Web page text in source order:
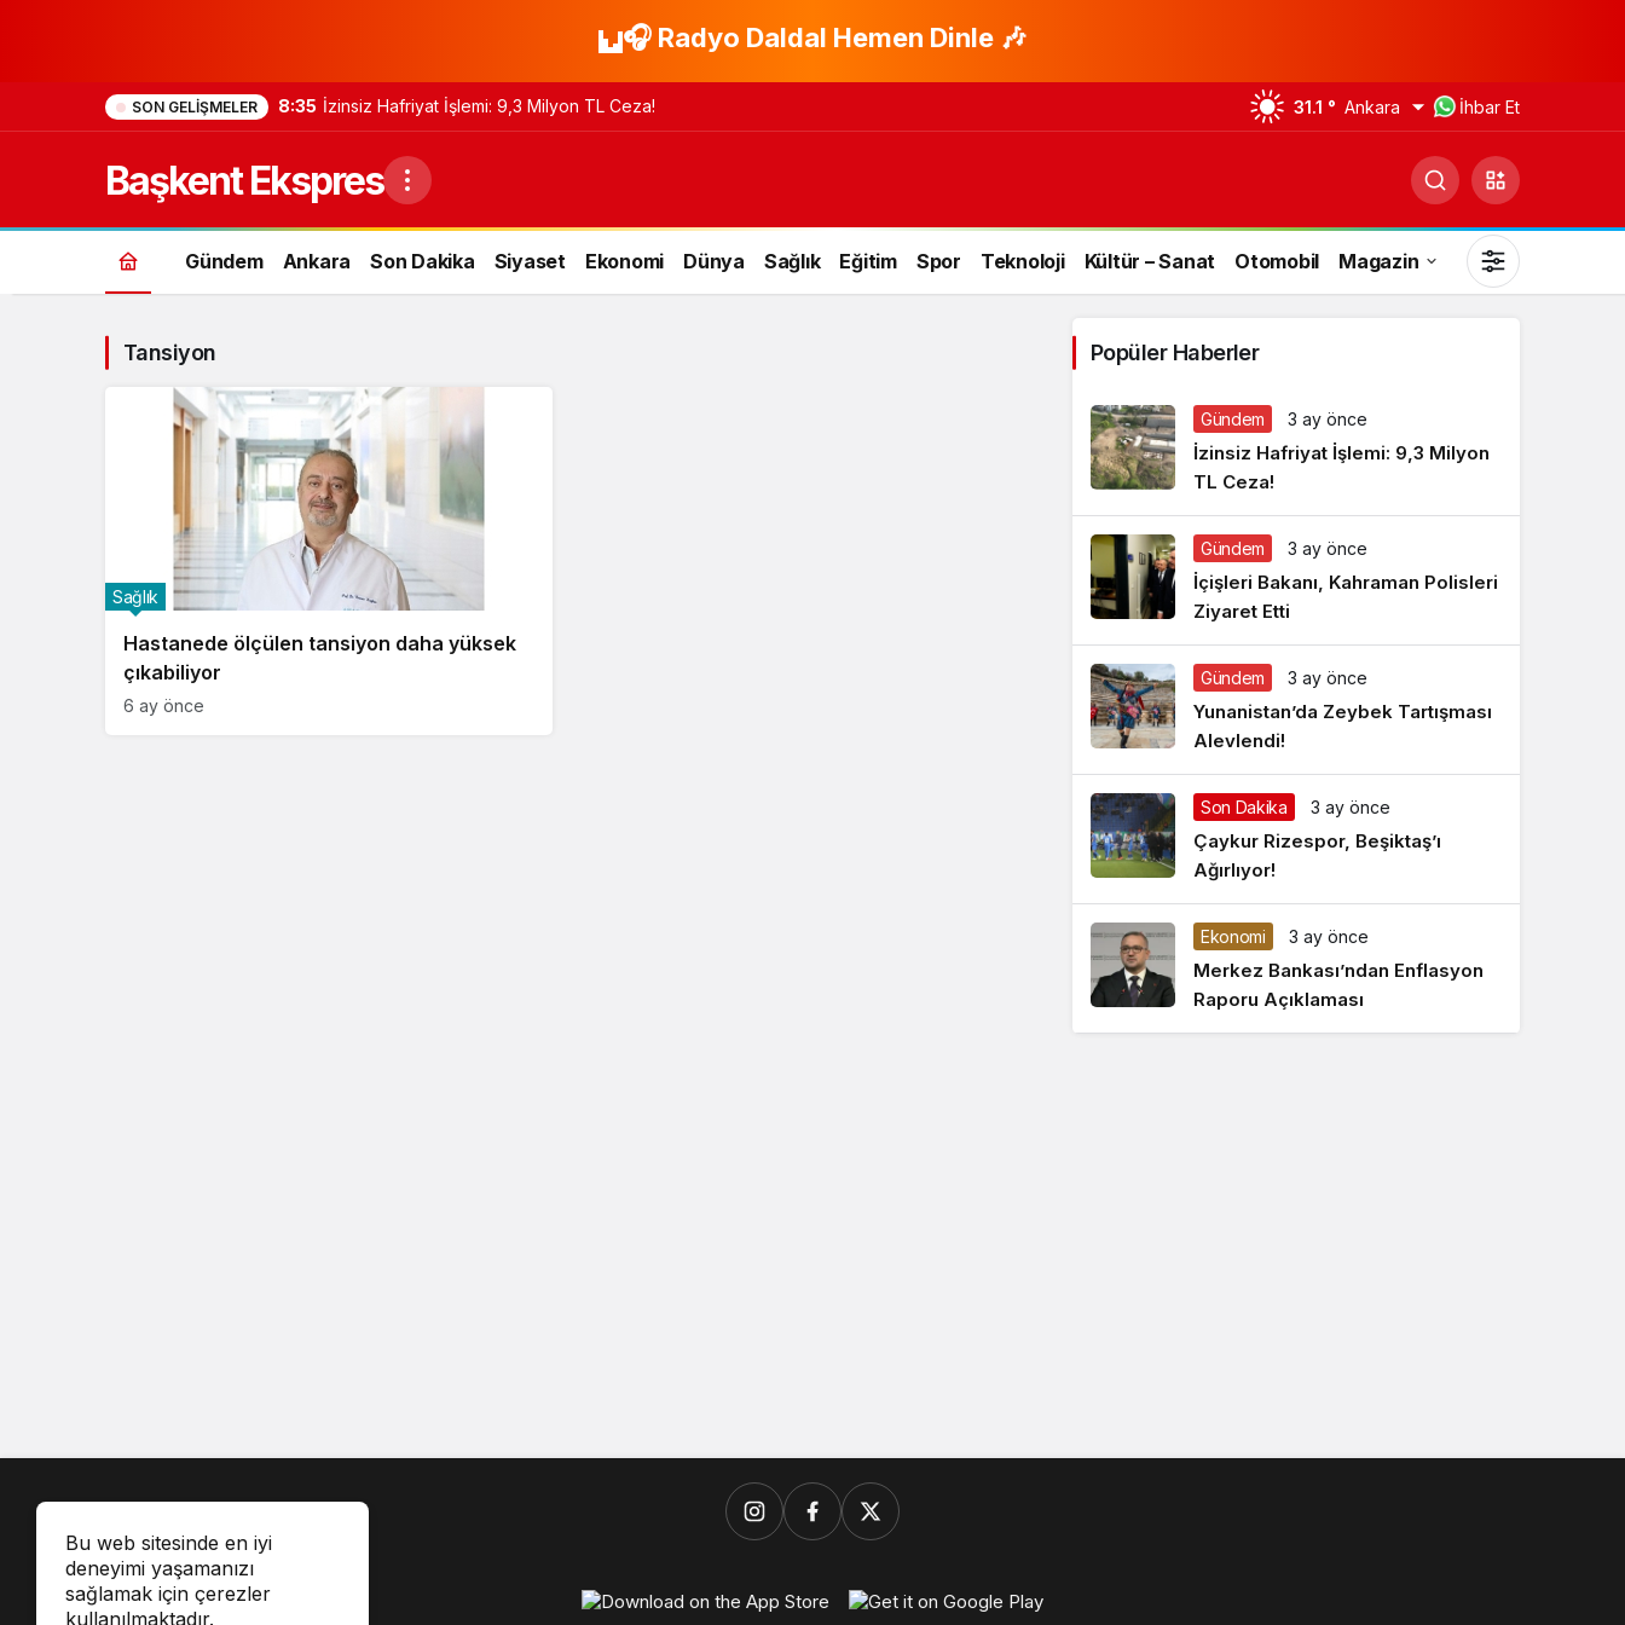
🎧 Radyo Daldal Hemen Dinle 🎶
SON GELIŞMELER 8:35 İzinsiz Hafriyat İşlemi: 9,3 Milyon TL Ceza! 31.1 ° Ankara İhbar Et
Başkent Ekspres
Gündem Ankara Son Dakika Siyaset Ekonomi Dünya Sağlık Eğitim Spor Teknoloji Kültür – Sanat Otomobil Magazin
Gündüz Modu
Gündüz modunu seçin.
Gece Modu
Gece modunu seçin.
Sistem Modu
Sistem modunu seçin.
Tansiyon
Hastanede ölçülen tansiyon daha yüksek
çıkabiliyor
Sağlık
6 ay önce
Popüler Haberler
Gündem 3 ay önce
İzinsiz Hafriyat İşlemi: 9,3 Milyon
TL Ceza!
Gündem 3 ay önce
İçişleri Bakanı, Kahraman Polisleri
Ziyaret Etti
Gündem 3 ay önce
Yunanistan’da Zeybek Tartışması
Alevlendi!
Son Dakika 3 ay önce
Çaykur Rizespor, Beşiktaş’ı
Ağırlıyor!
Ekonomi 3 ay önce
Merkez Bankası’ndan Enflasyon
Raporu Açıklaması
Bu web sitesinde en iyi
deneyimi yaşamanızı
sağlamak için çerezler
kullanılmaktadır.